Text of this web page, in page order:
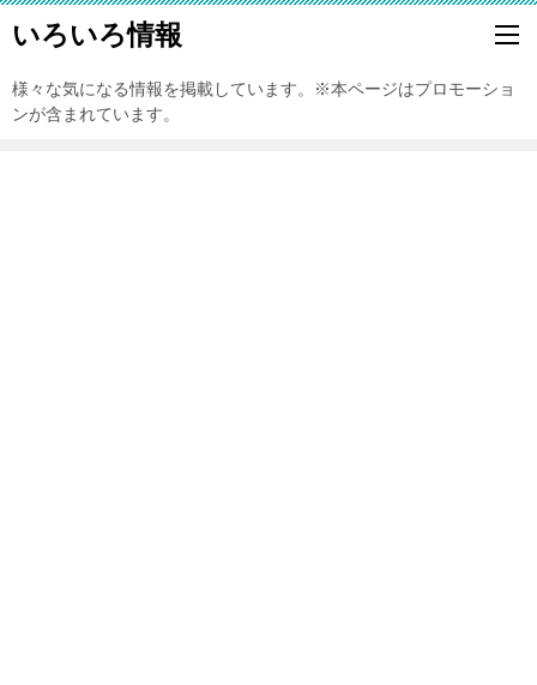
いろいろ情報
様々な気になる情報を掲載しています。※本ページはプロモーショ
ンが含まれています。